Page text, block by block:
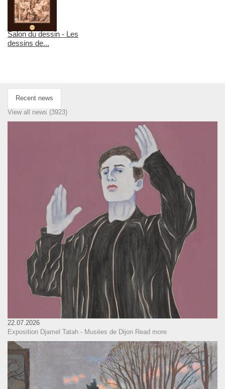
Salon du dessin - Les
dessins de...
Recent news
View all news (3923)
22.07.2026
Exposition Djamel Tatah - Musées de Dijon Read more